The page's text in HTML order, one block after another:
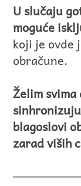
U slučaju
moguće
koji je ovde
obračune.
Želim svima
blagoslovi
zarad viših